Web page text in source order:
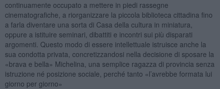
continuamente occupato a mettere in piedi rassegne
cinematografiche, a riorganizzare la piccola biblioteca cittadina fino
a farla diventare una sorta di Casa della cultura in miniatura,
oppure a istituire seminari, dibattiti e incontri sui più disparati
argomenti. Questo modo di essere intellettuale istruisce anche la
sua condotta privata, concretizzandosi nella decisione di sposare la
«brava e bella» Michelina, una semplice ragazza di provincia senza
istruzione né posizione sociale, perché tanto «l’avrebbe formata lui
giorno per giorno»